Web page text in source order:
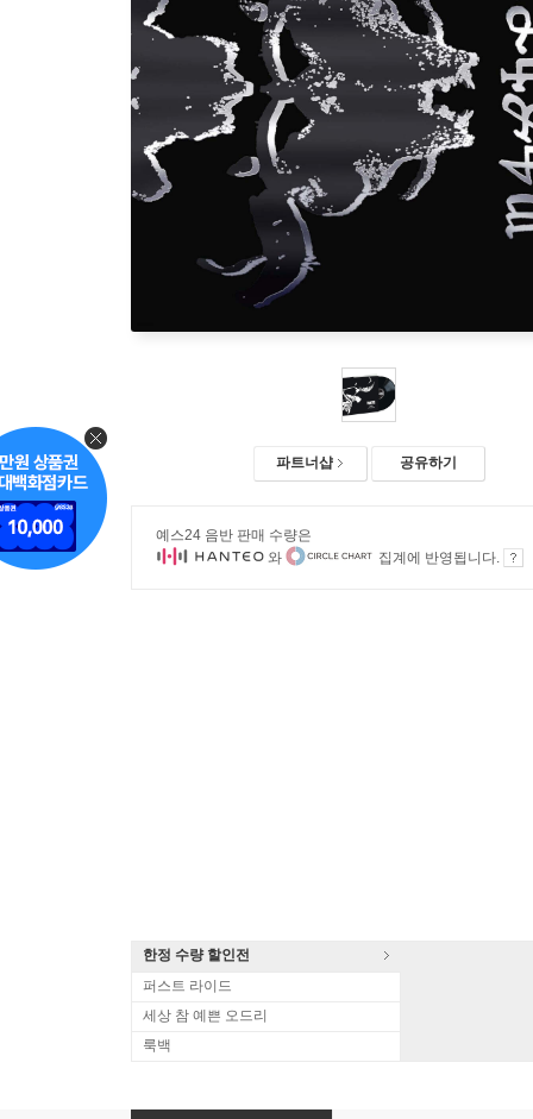
파트너샵 공유하기
예스24 음반 판매 수량은
와
집계에 반영됩니다.
한정 수량 할인전
퍼스트 라이드
세상 참 예쁜 오드리
룩백